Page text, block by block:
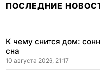
ПОСЛЕДНИЕ
К чему снится дом:
сна
10 августа 2026, 21:17